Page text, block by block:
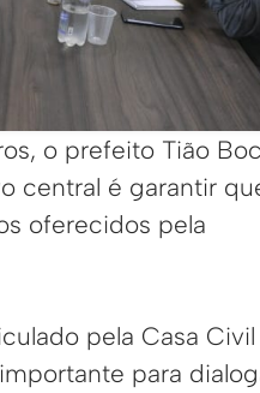
o prefeito Tião
central é garantir
oferecidos pela
pela Casa
para